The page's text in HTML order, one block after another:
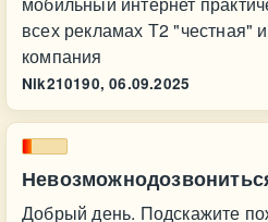
всех рекламах Т2 "честная"
компания
Nik210190, 06.09.2025
Добрый день. Подскажите